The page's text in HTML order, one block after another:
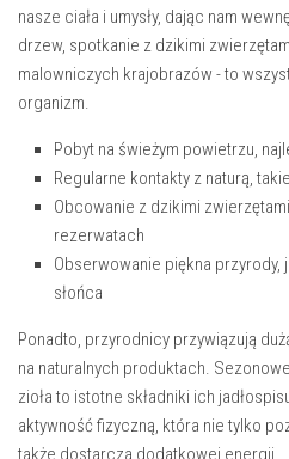
nasze ciała i umysły, dając nam
drzew, spotkanie z dzikimi
malowniczych krajobrazów ​-⁣ to
organizm.
Pobyt na⁣ świeżym powietrzu,‌
Regularne ​kontakty‍ z naturą,
Obcowanie z dzikimi​
rezerwatach
Obserwowanie piękna
słońca
Ponadto, przyrodnicy przywiązują
na naturalnych produktach.
zioła to istotne składniki ich
aktywność fizyczną, która nie tylko
także ‍dostarcza dodatkowej ‍energii.